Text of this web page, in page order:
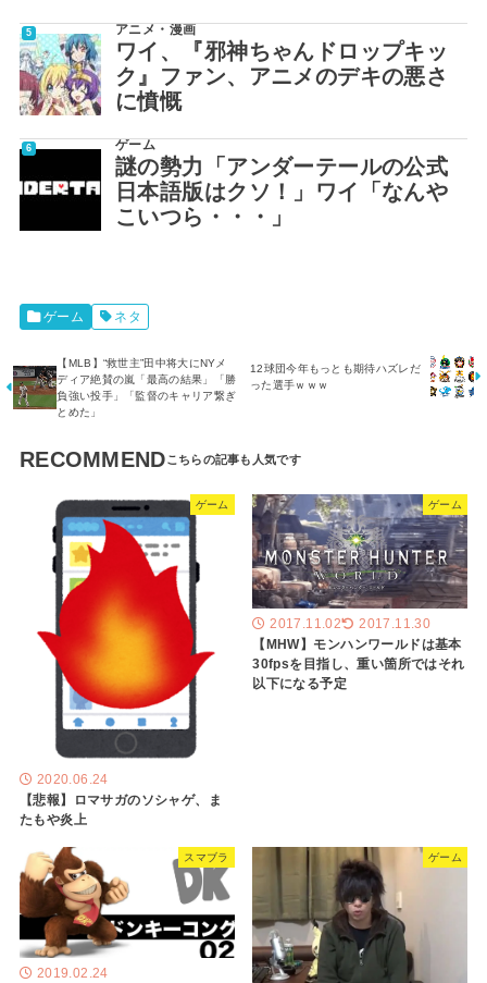
アニメ・漫画
ワイ、『邪神ちゃんドロップキッ
ク』ファン、アニメのデキの悪さ
に憤慨
ゲーム
謎の勢力「アンダーテールの公式
日本語版はクソ！」ワイ「なんや
こいつら・・・」
ゲーム ネタ
【MLB】“救世主”田中将大にNYメ
ディア絶賛の嵐「最高の結果」「勝
負強い投手」「監督のキャリア繋ぎ
とめた」
12球団今年もっとも期待ハズレだ
った選手ｗｗｗ
RECOMMEND
ゲーム
2020.06.24
【悲報】ロマサガのソシャゲ、ま
たもや炎上
ゲーム
2017.11.02 2017.11.30
【MHW】モンハンワールドは基本
30fpsを目指し、重い箇所ではそれ
以下になる予定
スマブラ
2019.02.24
ゲーム